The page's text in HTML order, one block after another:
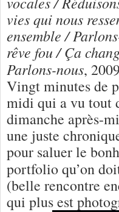
vies qui nous
ensemble /
rêve fou / Ça
Parlons-nous,
Vingt minutes de
midi qui a vu tout
dimanche après-
une juste
pour saluer le
portfolio qu’on
(belle rencontre
qui plus est